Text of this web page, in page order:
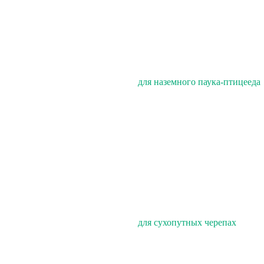
для наземного паука-птицееда
для сухопутных черепах